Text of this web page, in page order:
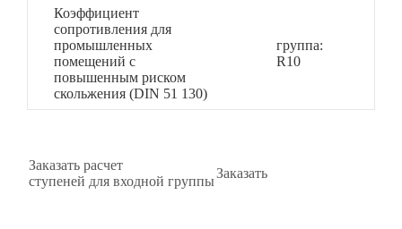
Коэффициент
сопротивления для
промышленных
помещений с
повышенным риском
скольжения (DIN 51 130)
группа:
R10
Заказать расчет
ступеней для входной группы
Заказать